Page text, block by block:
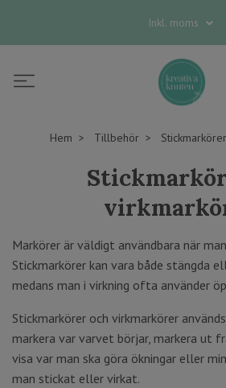
Inkl. moms
Hem Tillbehör
Markörer är väldigt användbara när
Stickmarkörer kan vara både stängda
medans man i virkning ofta använder
Stickmarkörer och virkmarkörer
markera var varvet börjar, markera ut
visa var man ska göra ökningar eller
man stickat eller virkat.